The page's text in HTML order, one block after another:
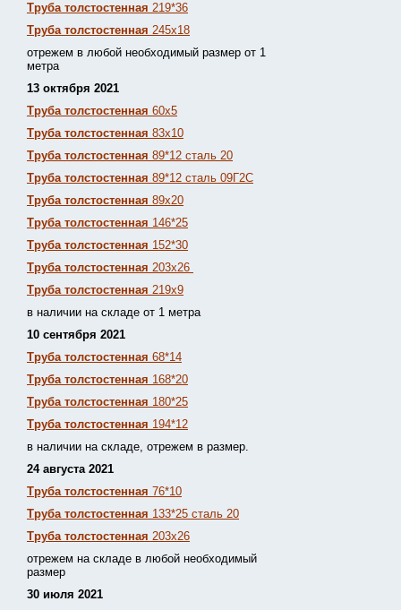
Труба толстостенная 219*36
Труба толстостенная 245х18
отрежем в любой необходимый размер от 1
метра
13 октября 2021
Труба толстостенная 60х5
Труба толстостенная 83х10
Труба толстостенная 89*12 сталь 20
Труба толстостенная 89*12 сталь 09Г2С
Труба толстостенная 89х20
Труба толстостенная 146*25
Труба толстостенная 152*30
Труба толстостенная 203х26
Труба толстостенная 219х9
в наличии на складе от 1 метра
10 сентября 2021
Труба толстостенная 68*14
Труба толстостенная 168*20
Труба толстостенная 180*25
Труба толстостенная 194*12
в наличии на складе, отрежем в размер.
24 августа 2021
Труба толстостенная 76*10
Труба толстостенная 133*25 сталь 20
Труба толстостенная 203х26
отрежем на складе в любой необходимый
размер
30 июля 2021